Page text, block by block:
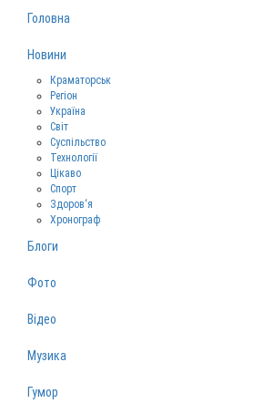
Головна
Новини
Краматорськ
Регіон
Україна
Світ
Суспільство
Технології
Цікаво
Спорт
Здоров‘я
Хронограф
Блоги
Фото
Відео
Музика
Гумор